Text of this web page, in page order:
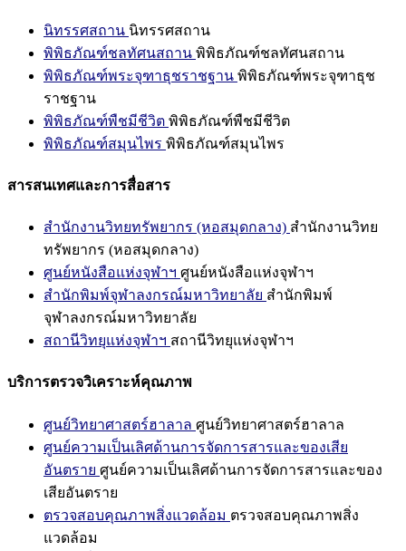
นิทรรศสถาน นิทรรศสถาน
พิพิธภัณฑ์ชลทัศนสถาน พิพิธภัณฑ์ชลทัศนสถาน
พิพิธภัณฑ์พระจุฑาธุชราชฐาน พิพิธภัณฑ์พระจุฑาธุช
ราชฐาน
พิพิธภัณฑ์พืชมีชีวิต พิพิธภัณฑ์พืชมีชีวิต
พิพิธภัณฑ์สมุนไพร พิพิธภัณฑ์สมุนไพร
สารสนเทศและการสื่อสาร
สำนักงานวิทยทรัพยากร (หอสมุดกลาง) สำนักงานวิทย
ทรัพยากร (หอสมุดกลาง)
ศูนย์หนังสือแห่งจุฬาฯ ศูนย์หนังสือแห่งจุฬาฯ
สำนักพิมพ์จุฬาลงกรณ์มหาวิทยาลัย สำนักพิมพ์
จุฬาลงกรณ์มหาวิทยาลัย
สถานีวิทยุแห่งจุฬาฯ สถานีวิทยุแห่งจุฬาฯ
บริการตรวจวิเคราะห์คุณภาพ
ศูนย์วิทยาศาสตร์ฮาลาล ศูนย์วิทยาศาสตร์ฮาลาล
ศูนย์ความเป็นเลิศด้านการจัดการสารและของเสีย
อันตราย ศูนย์ความเป็นเลิศด้านการจัดการสารและของ
เสียอันตราย
ตรวจสอบคุณภาพสิ่งแวดล้อม ตรวจสอบคุณภาพสิ่ง
แวดล้อม